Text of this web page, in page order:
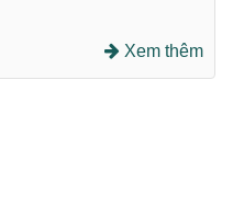
Xem thêm